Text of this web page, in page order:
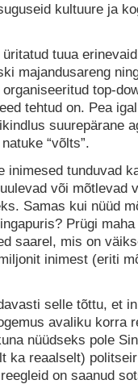
kultuure ja
tuua erinevaid
majandusareng
top-
tehtud on. Pea
suurepärane
“võlts”.
inimesed tunduvad
või mõtlevad
Samas kui nüüd
Prügi
saarel, mis on
inimest (eriti
selle tõttu, et
avaliku korra
nüüdseks pole
ka reaalselt)
on saanud